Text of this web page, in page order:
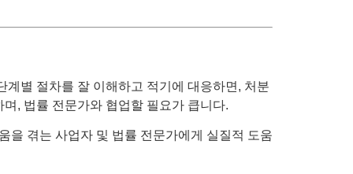
별 절차를 잘 이해하고 적기에 대응하면, 처분
, 법률 전문가와 협업할 필요가 큽니다.
을 겪는 사업자 및 법률 전문가에게 실질적 도움